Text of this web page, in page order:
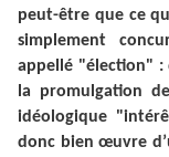
peut-être que ce
simplement
appellé "élection" :
la promulgation
idéologique
donc bien œuvre